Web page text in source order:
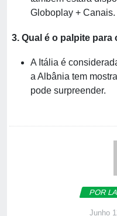
Globoplay + Canais.
3. Qual é o palpite
A Itália é
a Albânia tem
pode surpreender.
POR
Junho